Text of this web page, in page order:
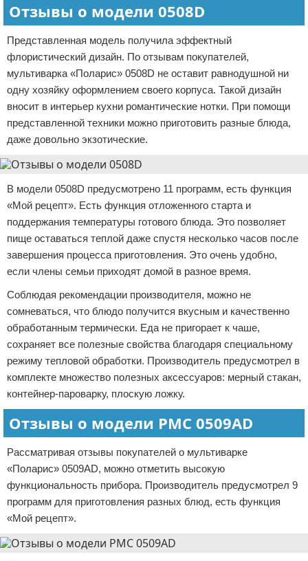
Отзывы о модели 0508D
Представленная модель получила эффектный
флористический дизайн. По отзывам покупателей,
мультиварка «Поларис» 0508D не оставит равнодушной ни
одну хозяйку оформлением своего корпуса. Такой дизайн
вносит в интерьер кухни романтические нотки. При помощи
представленной техники можно приготовить разные блюда,
даже довольно экзотические.
В модели 0508D предусмотрено 11 программ, есть функция
«Мой рецепт». Есть функция отложенного старта и
поддержания температуры готового блюда. Это позволяет
пище оставаться теплой даже спустя несколько часов после
завершения процесса приготовления. Это очень удобно,
если члены семьи приходят домой в разное время.
Соблюдая рекомендации производителя, можно не
сомневаться, что блюдо получится вкусным и качественно
обработанным термически. Еда не пригорает к чаше,
сохраняет все полезные свойства благодаря специальному
режиму тепловой обработки. Производитель предусмотрел в
комплекте множество полезных аксессуаров: мерный стакан,
контейнер-пароварку, плоскую ложку.
Отзывы о модели РМС 0509AD
Рассматривая отзывы покупателей о мультиварке
«Поларис» 0509AD, можно отметить высокую
функциональность прибора. Производитель предусмотрел 9
программ для приготовления разных блюд, есть функция
«Мой рецепт».